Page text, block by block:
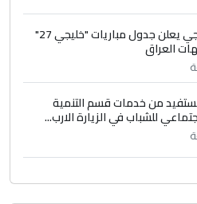
الاتحاد الخليجي يعلن جدول مباريات "خليجي 27"
العراق
مستفيد من خدمات قسم التنمية
للشباب في الزيارة الارب...